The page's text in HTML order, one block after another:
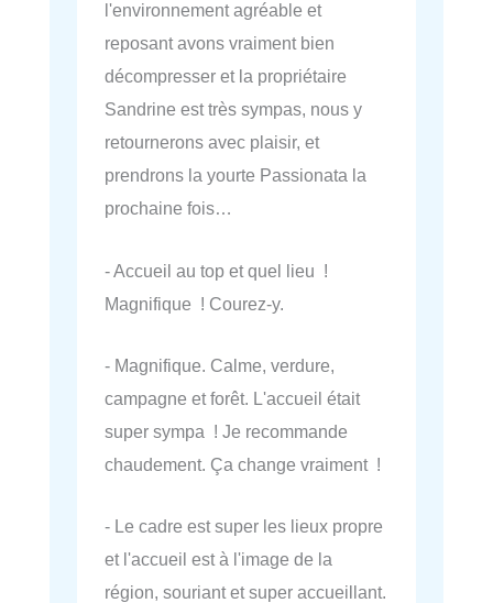
l'environnement agréable et
reposant avons vraiment bien
décompresser et la propriétaire
Sandrine est très sympas, nous y
retournerons avec plaisir, et
prendrons la yourte Passionata la
prochaine fois…
- Accueil au top et quel lieu !
Magnifique ! Courez-y.
- Magnifique. Calme, verdure,
campagne et forêt. L'accueil était
super sympa ! Je recommande
chaudement. Ça change vraiment !
- Le cadre est super les lieux propre
et l'accueil est à l'image de la
région, souriant et super accueillant.